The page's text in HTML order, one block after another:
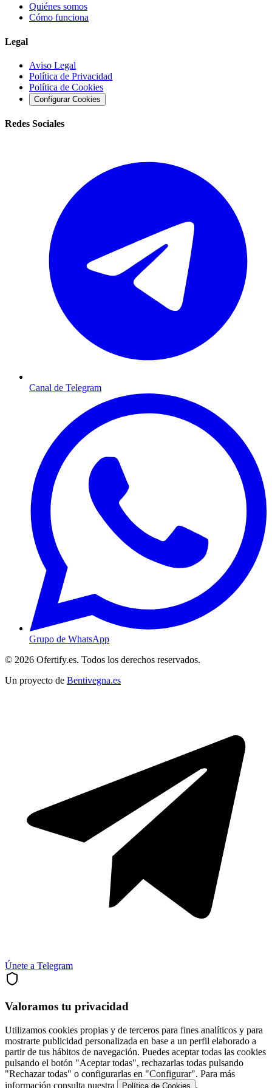
Quiénes somos
Cómo funciona
Legal
Aviso Legal
Política de Privacidad
Política de Cookies
Configurar Cookies
Redes Sociales
Canal de Telegram
Grupo de WhatsApp
© 2026 Ofertify.es. Todos los derechos reservados.
Un proyecto de Bentivegna.es
Únete a Telegram
Valoramos tu privacidad
Utilizamos cookies propias y de terceros para fines analíticos y para
mostrarte publicidad personalizada en base a un perfil elaborado a
partir de tus hábitos de navegación. Puedes aceptar todas las cookies
pulsando el botón "Aceptar todas", rechazarlas todas pulsando
"Rechazar todas" o configurarlas en "Configurar". Para más
información consulta nuestra
Política de Cookies .